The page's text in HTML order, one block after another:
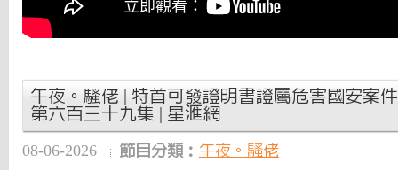
午夜。騷佬 | 特首可發證明書證屬危害國安案件
第六百三十九集 | 星滙網
08-06-2026 節目分類： 午夜。騷佬